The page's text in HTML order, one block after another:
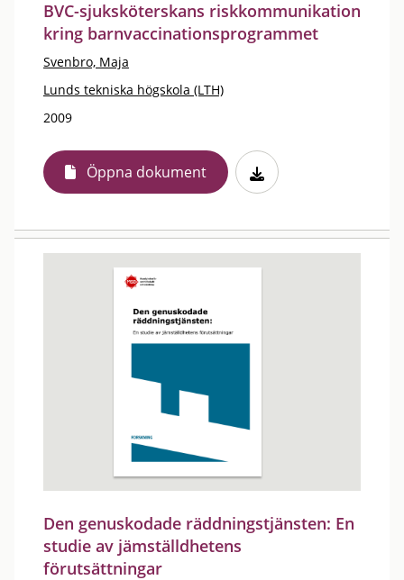
BVC-sjuksköterskans riskkommunikation
kring barnvaccinationsprogrammet
Svenbro, Maja
Lunds tekniska högskola (LTH)
2009
Öppna dokument
Den genuskodade räddningstjänsten: En
studie av jämställdhetens
förutsättningar